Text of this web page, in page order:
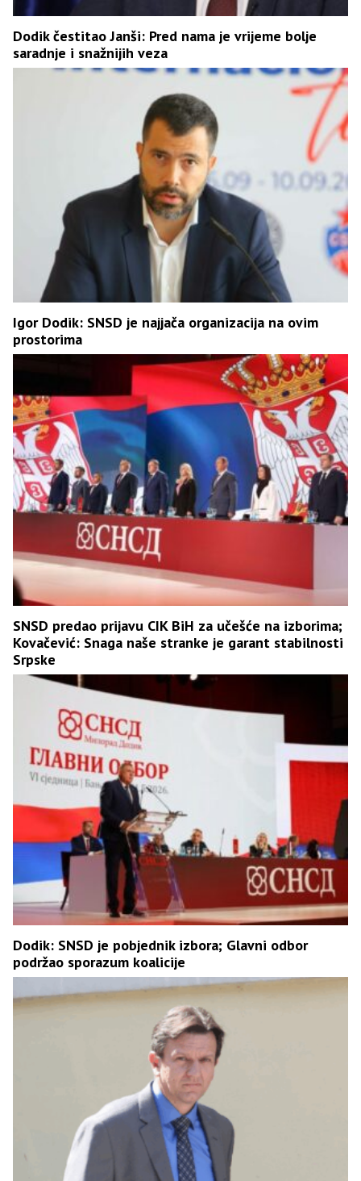
Dodik čestitao Janši: Pred nama je vrijeme bolje
saradnje i snažnijih veza
Igor Dodik: SNSD je najjača organizacija na ovim
prostorima
SNSD predao prijavu CIK BiH za učešće na izborima;
Kovačević: Snaga naše stranke je garant stabilnosti
Srpske
Dodik: SNSD je pobjednik izbora; Glavni odbor
podržao sporazum koalicije